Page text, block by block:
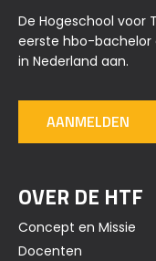
De Hogeschool voor
eerste hbo-bachelor
in Nederland aan.
AANMELDEN
OVER DE HTF
Concept en Missie
Docenten